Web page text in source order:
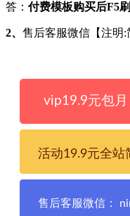
答： 付费模板购买后F5
2、 售后客服微信【注明:
vip19.9元包月
活动19.9元全站
售后客服微信：